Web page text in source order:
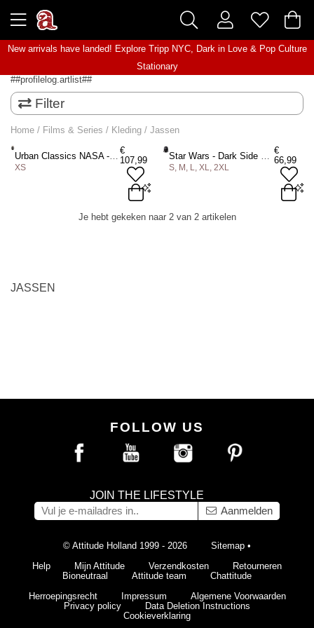
New arrivals have landed! Explore Tripp NYC, Dark in Love& Pop Culture
Stationary
##profilelog.artlist##
Filter
Home / Films & Series / Kleding / Jassen
Urban Classics NASA - NASA Windbreaker jacket - XS - Zwart
XS
€
107,99
Star Wars - Dark Side Varsity jacket - Zwart/Grijs
S, M, L, XL, 2XL
€
66,99
S L XL
Je hebt gekeken naar 2 van 2 artikelen
JASSEN
FOLLOW US
JOIN THE LIFESTYLE
Aanmelden
© Attitude Holland 1999 - 2026 Sitemap •
Help
Mijn Attitude Verzendkosten
Retourneren
Bioneutraal
Attitude team
Chattitude
Herroepingsrecht
Impressum
Algemene Voorwaarden
Privacy policy
Data Deletion Instructions
Cookieverklaring